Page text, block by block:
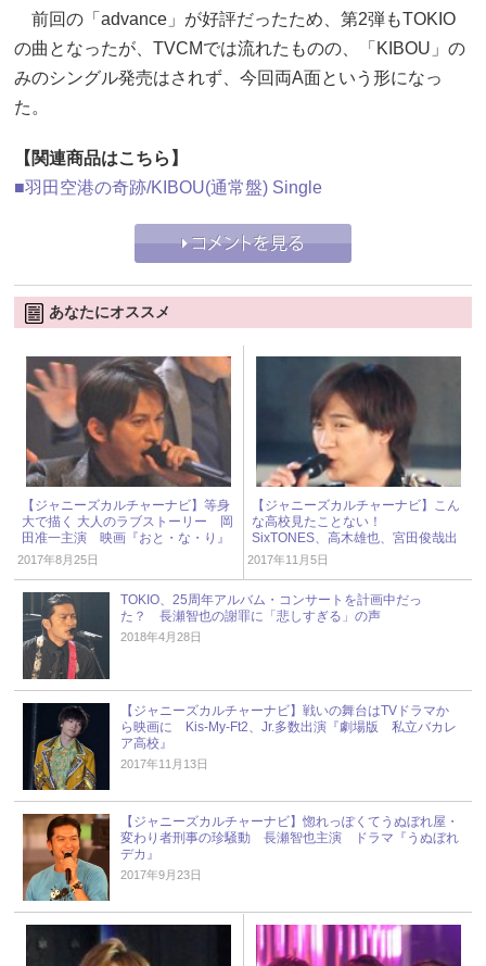
前回の「advance」が好評だったため、第2弾もTOKIO
の曲となったが、TVCMでは流れたものの、「KIBOU」の
みのシングル発売はされず、今回両A面という形になっ
た。
【関連商品はこちら】
■羽田空港の奇跡/KIBOU(通常盤) Single
あなたにオススメ
【ジャニーズカルチャーナビ】等身
大で描く 大人のラブストーリー 岡
田准一主演 映画『おと・な・り』
2017年8月25日
【ジャニーズカルチャーナビ】こん
な高校見たことない！
SixTONES、高木雄也、宮田俊哉出
演 ドラマ『私立バカレア高校』
2017年11月5日
TOKIO、25周年アルバム・コンサートを計画中だっ
た？ 長瀬智也の謝罪に「悲しすぎる」の声
2018年4月28日
【ジャニーズカルチャーナビ】戦いの舞台はTVドラマか
ら映画に Kis-My-Ft2、Jr.多数出演『劇場版 私立バカレ
ア高校』
2017年11月13日
【ジャニーズカルチャーナビ】惚れっぽくてうぬぼれ屋・
変わり者刑事の珍騒動 長瀬智也主演 ドラマ『うぬぼれ
デカ』
2017年9月23日